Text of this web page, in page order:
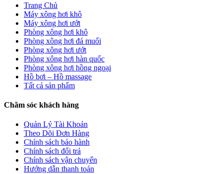
Trang Chủ
Máy xông hơi khô
Máy xông hơi ướt
Phòng xông hơi khô
Phòng xông hơi đá muối
Phòng xông hơi ướt
Phòng xông hơi hàn quốc
Phòng xông hơi hồng ngoại
Hồ bơi – Hồ massage
Tất cả sản phẩm
Chăm sóc khách hàng
Quản Lý Tài Khoản
Theo Dõi Đơn Hàng
Chính sách bảo hành
Chính sách đổi trả
Chính sách vận chuyển
Hướng dẫn thanh toán